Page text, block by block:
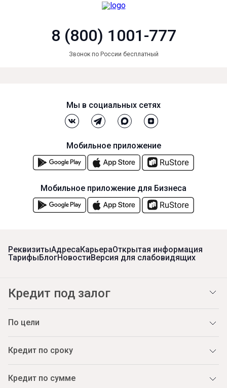
8 (800) 1001-777
Звонок по России бесплатный
РеквизитыАдресаКарьераОткрытая информация
ТарифыБлогНовостиВерсия для слабовидящих
Кредит под залог
По цели
Кредит по сроку
Кредит по сумме
Мы в социальных сетях
Мобильное приложение
Мобильное приложение для Бизнеса